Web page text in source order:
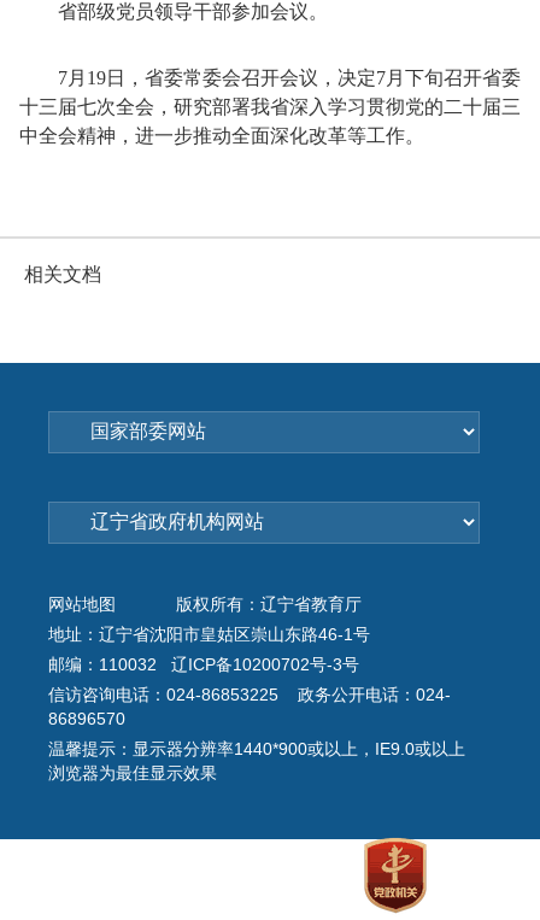
省部级党员领导干部参加会议。
7月19日，省委常委会召开会议，决定7月下旬召开省委
十三届七次全会，研究部署我省深入学习贯彻党的二十届三
中全会精神，进一步推动全面深化改革等工作。
相关文档
网站地图
版权所有：辽宁省教育厅
地址：辽宁省沈阳市皇姑区崇山东路46-1号
邮编：110032 辽ICP备10200702号-3号
信访咨询电话：024-86853225 政务公开电话：024-
86896570
温馨提示：显示器分辨率1440*900或以上，IE9.0或以上
浏览器为最佳显示效果